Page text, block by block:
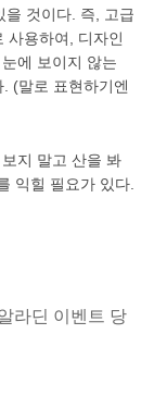
을 것이다. 즉, 고급
사용하여, 디자인
에 보이지 않는
(말로 표현하기엔
지 말고 산을 봐
익힐 필요가 있다.
라딘 이벤트 당